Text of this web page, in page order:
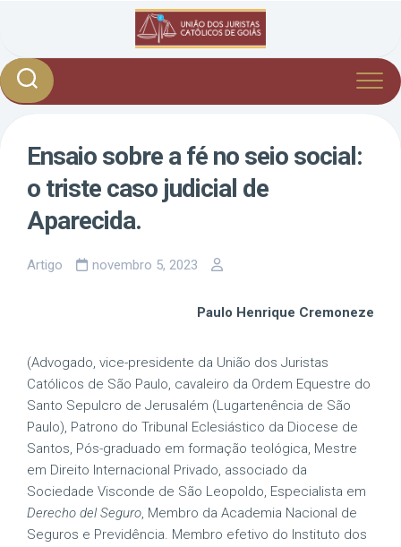
Ensaio sobre a fé no seio social:
o triste caso judicial de
Aparecida.
Artigo novembro 5, 2023
Paulo Henrique Cremoneze
(Advogado, vice-presidente da União dos Juristas
Católicos de São Paulo, cavaleiro da Ordem Equestre do
Santo Sepulcro de Jerusalém (Lugartenência de São
Paulo), Patrono do Tribunal Eclesiástico da Diocese de
Santos, Pós-graduado em formação teológica, Mestre
em Direito Internacional Privado, associado da
Sociedade Visconde de São Leopoldo, Especialista em
Derecho del Seguro, Membro da Academia Nacional de
Seguros e Previdência. Membro efetivo do Instituto dos